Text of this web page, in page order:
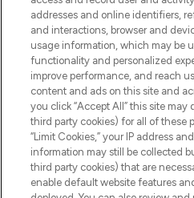
Consentement
Do Not Sell or
AIDE ET
INFORMATIONS
addresses and online identifiers,
and interactions, browser and
usage information, which may be
functionality and personalized
improve performance, and reach
content and ads on this site and
you click “Accept All” this site
third party cookies) for all of these
“Limit Cookies,” your IP address
information may still be collected
third party cookies) that are
enable default website features